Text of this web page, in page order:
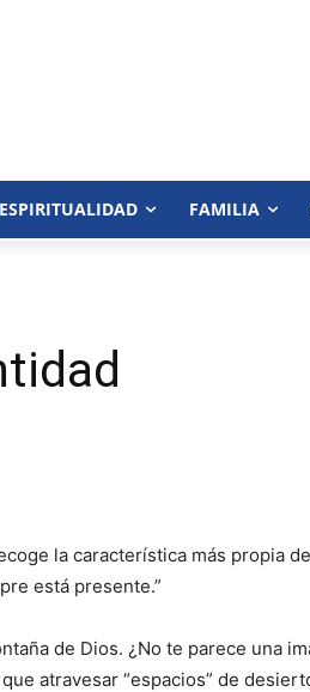
ESPIRITUALIDAD FAMILIA
la ­caracterís­tica más propia
está presente.”
de Dios. ¿No te parece una
atravesar “espacios” de